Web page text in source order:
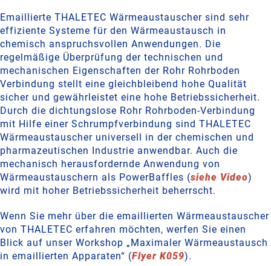
Emaillierte THALETEC Wärmeaustauscher sind sehr
effiziente Systeme für den Wärmeaustausch in
chemisch anspruchsvollen Anwendungen. Die
regelmäßige Überprüfung der technischen und
mechanischen Eigenschaften der Rohr Rohrboden
Verbindung stellt eine gleichbleibend hohe Qualität
sicher und gewährleistet eine hohe Betriebssicherheit.
Durch die dichtungslose Rohr Rohrboden-Verbindung
mit Hilfe einer Schrumpfverbindung sind THALETEC
Wärmeaustauscher universell in der chemischen und
pharmazeutischen Industrie anwendbar. Auch die
mechanisch herausfordernde Anwendung von
Wärmeaustauschern als PowerBaffles (siehe Video)
wird mit hoher Betriebssicherheit beherrscht.
Wenn Sie mehr über die emaillierten Wärmeaustauscher
von THALETEC erfahren möchten, werfen Sie einen
Blick auf unser Workshop „Maximaler Wärmeaustausch
in emaillierten Apparaten“ (Flyer K059).